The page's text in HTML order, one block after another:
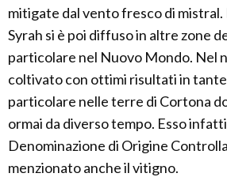
mitigate dal vento fresco di mistral.
Syrah si è poi diffuso in altre zone
particolare nel Nuovo Mondo. Nel
coltivato con ottimi risultati in
particolare nelle terre di Cortona
ormai da diverso tempo. Esso
Denominazione di Origine
menzionato anche il vitigno.